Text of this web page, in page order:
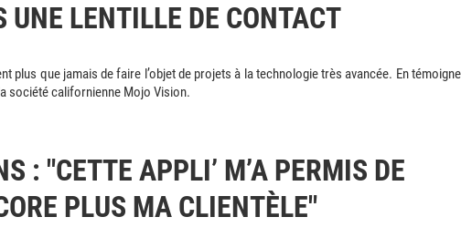
UNE LENTILLE DE CONTACT
plus que jamais de faire l’objet de projets à la technologie très avancée. En
société californienne Mojo Vision.
: "CETTE APPLI’ M’A PERMIS DE
PLUS MA CLIENTÈLE"